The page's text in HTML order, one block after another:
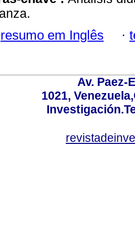
resumo em Inglês ·
Av. Paez-
1021,